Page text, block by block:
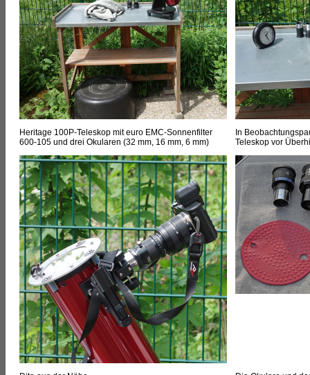
Heritage 100P-Teleskop mit euro EMC-Sonnenfilter
600-105 und drei Okularen (32 mm, 16 mm, 6 mm)
In
Teleskop vor